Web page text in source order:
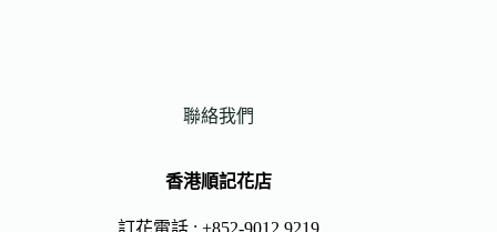
聯絡我們
香港順記花店
訂花電話 : +852-9012 9219